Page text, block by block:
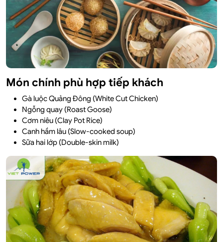
Món chính phù hợp tiếp khách
Gà luộc Quảng Đông (White Cut Chicken)
Ngỗng quay (Roast Goose)
Cơm niêu (Clay Pot Rice)
Canh hầm lâu (Slow-cooked soup)
Sữa hai lớp (Double-skin milk)